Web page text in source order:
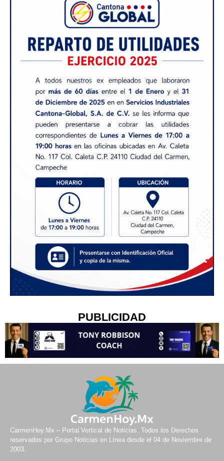
PUBLICIDAD
CarmenHoy.Mx – Portal Vertical de Noticias. Todos los Derechos
reservados por Grupo Noticias en Línea desde el 04 de Noviembre de
2003.